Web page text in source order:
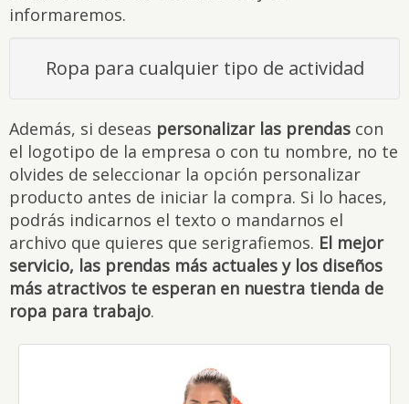
informaremos.
Ropa para cualquier tipo de actividad
Además, si deseas personalizar las prendas con
el logotipo de la empresa o con tu nombre, no te
olvides de seleccionar la opción personalizar
producto antes de iniciar la compra. Si lo haces,
podrás indicarnos el texto o mandarnos el
archivo que quieres que serigrafiemos. El mejor
servicio, las prendas más actuales y los diseños
más atractivos te esperan en nuestra tienda de
ropa para trabajo.